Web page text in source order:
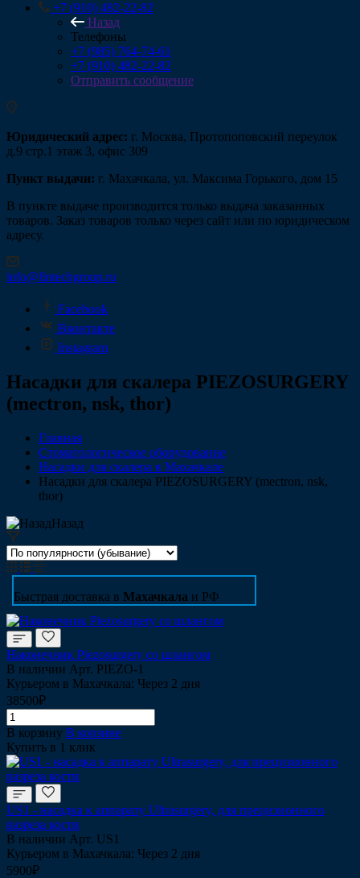
+7 (910) 482-22-82
Назад
Телефоны
+7 (985) 764-74-61
+7 (910) 482-22-82
Отправить сообщение
Юридический адрес: г. Москва, Протопоповский переулок
д.9 стр.1 этаж 3, офис 309
Пункт выдачи: г. Махачкала, ул. Максима Горького, дом 15
В пункте выдаче производится только выдача заказанных
товаров. Заказ товаров только через сайт или по юридическом
адресу.
info@fintechgroup.ru
Facebook
Вконтакте
Instagram
Насадки для скалера PIEZOSURGERY
(mectron, nsk, thor)
Главная
Стоматологическое оборудование
Насадки для скалера в Махачкале
Насадки для скалера PIEZOSURGERY (mectron, nsk,
thor)
Назад
Быстрая доставка в Махачкала и РФ
Наконечник Piezosurgery со шлангом
В наличии Арт. PIEZO-1
Курьером в Махачкала: Через 2 дня
38500₽
В корзину В корзине
Купить в 1 клик
US1 - насадка к аппарату Ultrasurgery, для прецизионного
разреза кости
В наличии Арт. US1
Курьером в Махачкала: Через 2 дня
5900₽